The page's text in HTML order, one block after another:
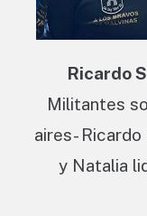
Ricardo
Militantes
aires-
y Natalia